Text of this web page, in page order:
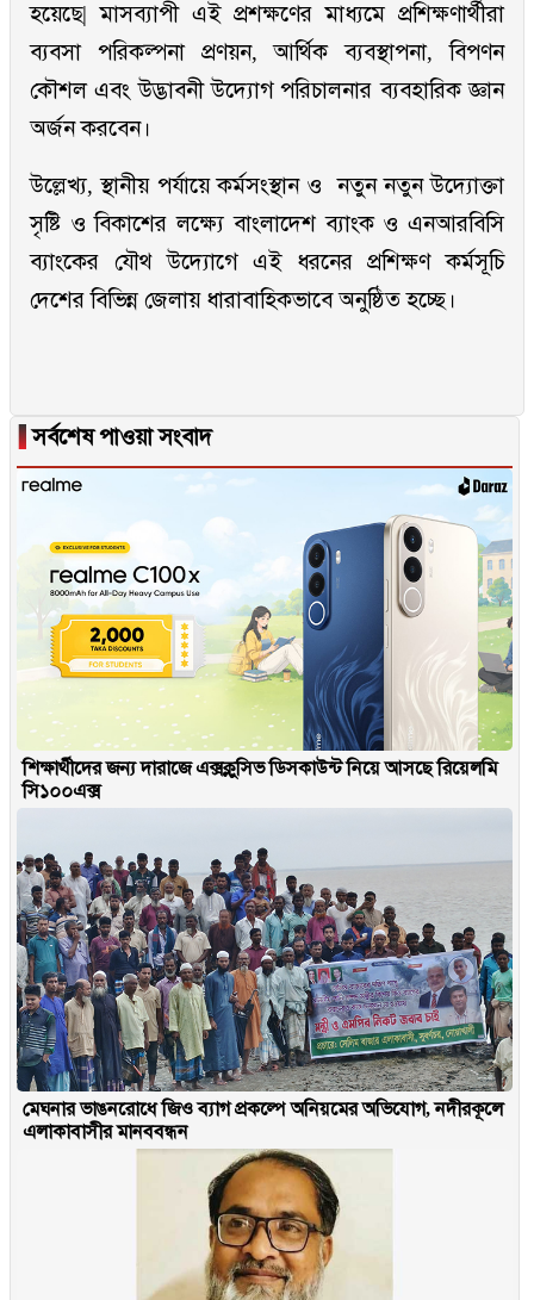
হয়েছে| মাসব্যাপী এই প্রশক্ষণের মাধ্যমে প্রশিক্ষণার্থীরা
ব্যবসা পরিকল্পনা প্রণয়ন, আর্থিক ব্যবস্থাপনা, বিপণন
কৌশল এবং উদ্ভাবনী উদ্যোগ পরিচালনার ব্যবহারিক জ্ঞান
অর্জন করবেন।
উল্লেখ্য, স্থানীয় পর্যায়ে কর্মসংস্থান ও নতুন নতুন উদ্যোক্তা
সৃষ্টি ও বিকাশের লক্ষ্যে বাংলাদেশ ব্যাংক ও এনআরবিসি
ব্যাংকের যৌথ উদ্যোগে এই ধরনের প্রশিক্ষণ কর্মসূচি
দেশের বিভিন্ন জেলায় ধারাবাহিকভাবে অনুষ্ঠিত হচ্ছে।
▐সর্বশেষ পাওয়া সংবাদ
শিক্ষার্থীদের জন্য দারাজে এক্সক্লুসিভ ডিসকাউন্ট নিয়ে আসছে রিয়েলমি
সি১০০এক্স
মেঘনার ভাঙনরোধে জিও ব্যাগ প্রকল্পে অনিয়মের অভিযোগ, নদীরকূলে
এলাকাবাসীর মানববন্ধন